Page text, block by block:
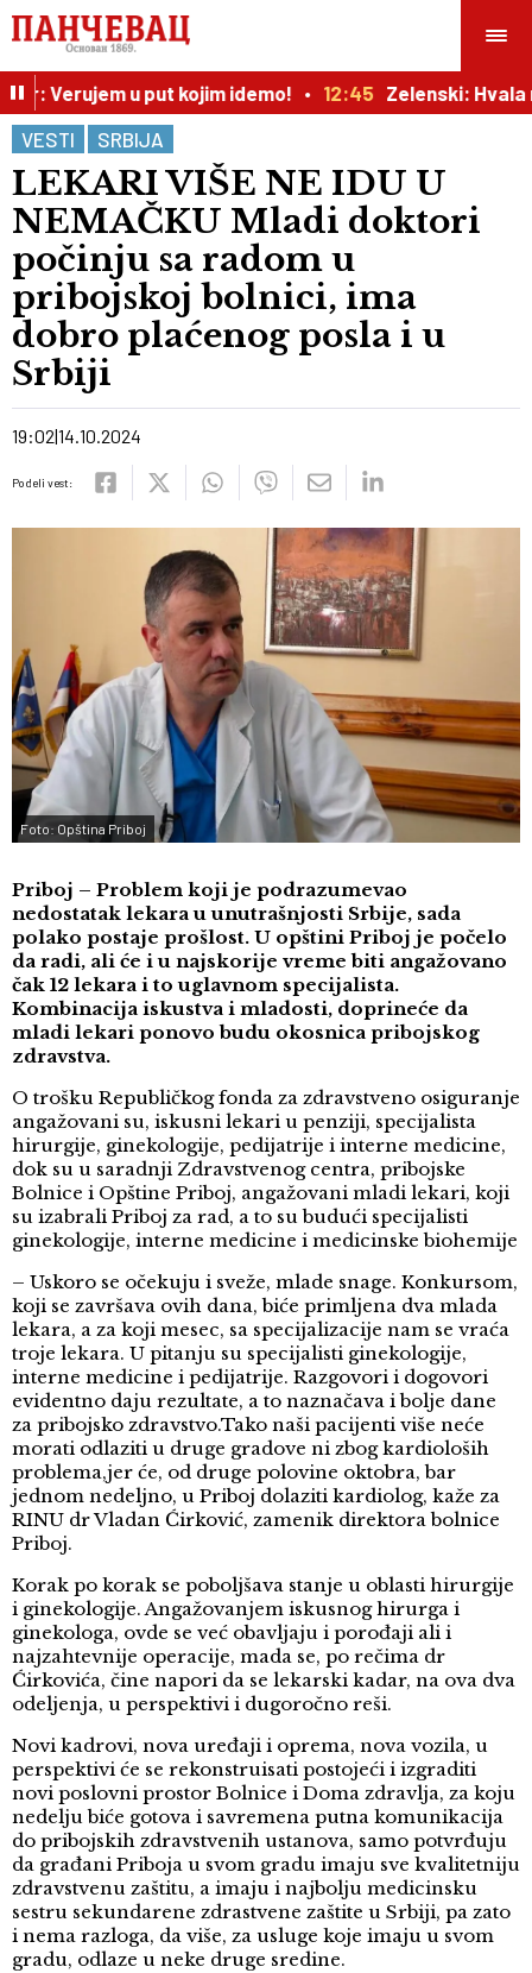
Verujem u put kojim idemo! 12:45 Zelenski: Hvala
VESTI
SRBIJA
LEKARI VIŠE NE IDU U
NEMAČKU Mladi doktori
počinju sa radom u
pribojskoj bolnici, ima
dobro plaćenog posla i u
Srbiji
19:02 14.10.2024
Podeli vest:
Foto: Opština Priboj
Priboj – Problem koji je podrazumevao
nedostatak lekara u unutrašnjosti Srbije, sada
polako postaje prošlost. U opštini Priboj je počelo
da radi, ali će i u najskorije vreme biti angažovano
čak 12 lekara i to uglavnom specijalista.
Kombinacija iskustva i mladosti, doprineće da
mladi lekari ponovo budu okosnica pribojskog
zdravstva.
O trošku Republičkog fonda za zdravstveno osiguranje
angažovani su, iskusni lekari u penziji, specijalista
hirurgije, ginekologije, pedijatrije i interne medicine,
dok su u saradnji Zdravstvenog centra, pribojske
Bolnice i Opštine Priboj, angažovani mladi lekari, koji
su izabrali Priboj za rad, a to su budući specijalisti
ginekologije, interne medicine i medicinske biohemije
– Uskoro se očekuju i sveže, mlade snage. Konkursom,
koji se završava ovih dana, biće primljena dva mlada
lekara, a za koji mesec, sa specijalizacije nam se vraća
troje lekara. U pitanju su specijalisti ginekologije,
interne medicine i pedijatrije. Razgovori i dogovori
evidentno daju rezultate, a to naznačava i bolje dane
za pribojsko zdravstvo.Tako naši pacijenti više neće
morati odlaziti u druge gradove ni zbog kardiološih
problema,jer će, od druge polovine oktobra, bar
jednom nedeljno, u Priboj dolaziti kardiolog, kaže za
RINU dr Vladan Ćirković, zamenik direktora bolnice
Priboj.
Korak po korak se poboljšava stanje u oblasti hirurgije
i ginekologije. Angažovanjem iskusnog hirurga i
ginekologa, ovde se već obavljaju i porođaji ali i
najzahtevnije operacije, mada se, po rečima dr
Ćirkovića, čine napori da se lekarski kadar, na ova dva
odeljenja, u perspektivi i dugoročno reši.
Novi kadrovi, nova uređaji i oprema, nova vozila, u
perspektivi će se rekonstruisati postojeći i izgraditi
novi poslovni prostor Bolnice i Doma zdravlja, za koju
nedelju biće gotova i savremena putna komunikacija
do pribojskih zdravstvenih ustanova, samo potvrđuju
da građani Priboja u svom gradu imaju sve kvalitetniju
zdravstvenu zaštitu, a imaju i najbolju medicinsku
sestru sekundarene zdrastvene zaštite u Srbiji, pa zato
i nema razloga, da više, za usluge koje imaju u svom
gradu, odlaze u neke druge sredine.